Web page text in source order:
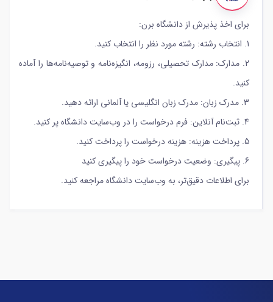
برای اخذ پذیرش از دانشگاه برن:
1. انتخاب رشته: رشته مورد نظر را انتخاب کنید.
2. مدارک: مدارک تحصیلی، رزومه، انگیزه‌نامه و توصیه‌نامه‌ها را آماده
کنید.
3. مدرک زبان: مدرک زبان انگلیسی یا آلمانی ارائه دهید.
4. ثبت‌نام آنلاین: فرم درخواست را در وب‌سایت دانشگاه پر کنید.
5. پرداخت هزینه: هزینه درخواست را پرداخت کنید.
6. پیگیری: وضعیت درخواست خود را پیگیری کنید
برای اطلاعات دقیق‌تر، به وب‌سایت دانشگاه مراجعه کنید.